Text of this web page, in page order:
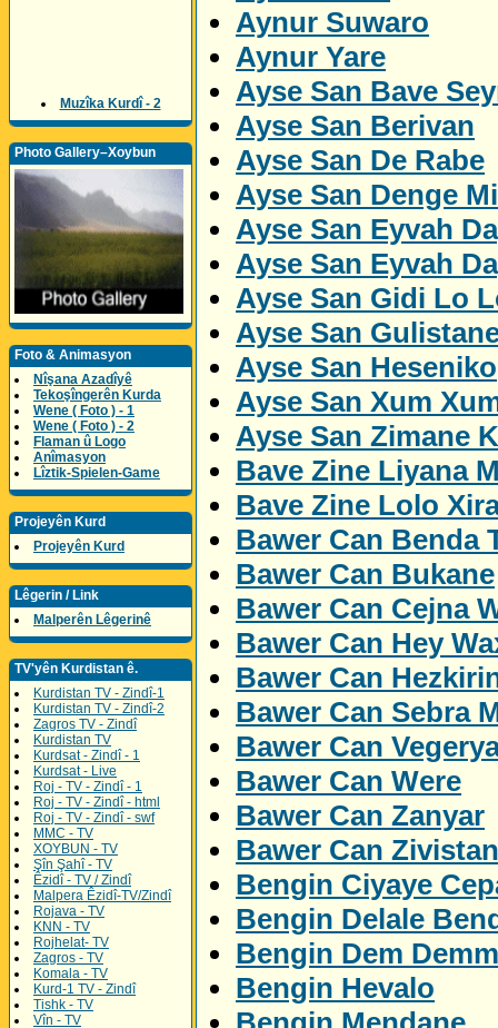
Muzîka Kurdî - 2
Photo Gallery–Xoybun
Foto & Animasyon
Nîşana Azadîyê
Tekoşîngerên Kurda
Wene ( Foto ) - 1
Wene ( Foto ) - 2
Flaman û Logo
Anîmasyon
Lîztik-Spielen-Game
Projeyên Kurd
Projeyên Kurd
Lêgerin / Link
Malperên Lêgerinê
TV'yên Kurdistan ê.
Kurdistan TV - Zindî-1
Kurdistan TV - Zindî-2
Zagros TV - Zindî
Kurdistan TV
Kurdsat - Zindî - 1
Kurdsat - Live
Roj - TV - Zindî - 1
Roj - TV - Zindî - html
Roj - TV - Zindî - swf
MMC - TV
XOYBUN - TV
Şîn Şahî - TV
Êzidî - TV / Zindî
Malpera Êzidî-TV/Zindî
Rojava - TV
KNN - TV
Rojhelat- TV
Zagros - TV
Komala - TV
Kurd-1 TV - Zindî
Tishk - TV
Vîn - TV
Aynur Suwaro
Aynur Yare
Ayse San Bave
Ayse San Berivan
Ayse San De Rabe
Ayse San Denge
Ayse San Eyvah
Ayse San Eyvah
Ayse San Gidi Lo
Ayse San
Ayse San Heseniko
Ayse San Xum
Ayse San Zimane
Bave Zine Liyana
Bave Zine Lolo
Bawer Can Benda
Bawer Can Bukane
Bawer Can Cejna
Bawer Can Hey
Bawer Can
Bawer Can Sebra
Bawer Can
Bawer Can Were
Bawer Can Zanyar
Bawer Can
Bengin Ciyaye
Bengin Delale
Bengin Dem
Bengin Hevalo